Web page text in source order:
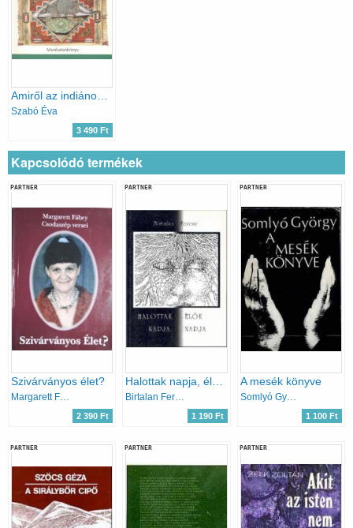
Amiről az indiánok mesélnek: Válogatás közép- és dél-amerikai mesékből és legendákból
Szabó Éva
3 490 Ft
Kapcsolódó termékek
PARTNER
Szivárványos élet?
Margarett Fábry
2 390 Ft
PARTNER
Halottak napja, élők napja
Birtalan Ferenc
1 190 Ft
PARTNER
A mesék könyve
Somlyó György
1 100 Ft
PARTNER PARTNER PARTNER